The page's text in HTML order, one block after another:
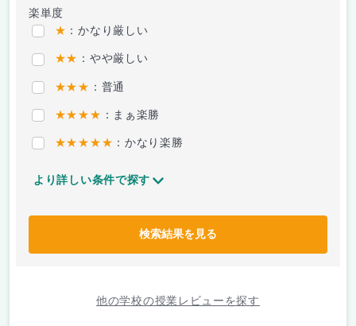
楽単度
★ ：かなり厳しい
★★ ：やや厳しい
★★★ ：普通
★★★★ ：まぁ楽勝
★★★★★ ：かなり楽勝
より詳しい条件で探す
検索結果を見る
他の学校の授業レビューを探す